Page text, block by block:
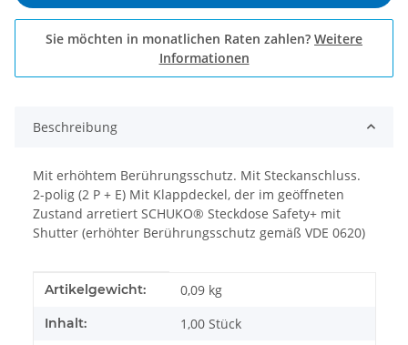
Sie möchten in monatlichen Raten zahlen? Weitere
Informationen
Beschreibung
Mit erhöhtem Berührungsschutz. Mit Steckanschluss.
2-polig (2 P + E) Mit Klappdeckel, der im geöffneten
Zustand arretiert SCHUKO® Steckdose Safety+ mit
Shutter (erhöhter Berührungsschutz gemäß VDE 0620)
Produkteigenschaft
Wert
Artikelgewicht: 0,09 kg
Inhalt: 1,00 Stück